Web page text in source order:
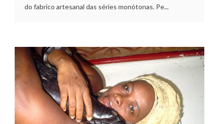
do fabrico artesanal das séries monótonas. Pe...